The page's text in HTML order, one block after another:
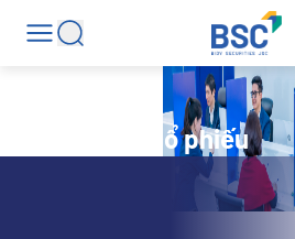
Tin tức mã cổ phiếu